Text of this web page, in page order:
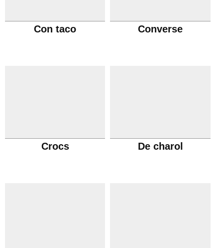
Con taco Converse
Crocs De charol